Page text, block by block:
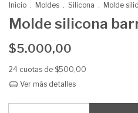
Inicio . Moldes . Silicona . Molde
Molde silicona
$5.000,00
24 cuotas de $500,00
Ver más detalles